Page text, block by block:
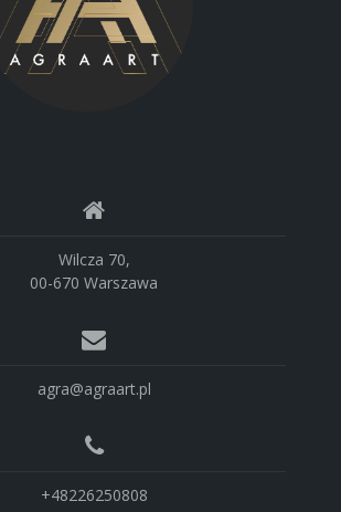
Wilcza 70,
00-670 Warszawa
agra@agraart.pl
+48226250808